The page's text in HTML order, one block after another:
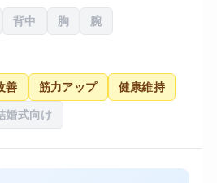
背中 胸 腕
善 筋力アップ 健康維持
婚式向け